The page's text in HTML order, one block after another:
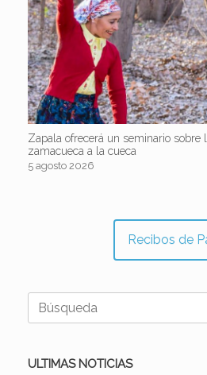
Zapala ofrecerá un seminario sobre
zamacueca a la cueca
5 agosto 2026
Recibos de
Buscar:
ULTIMAS NOTICIAS